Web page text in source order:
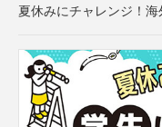
夏休みにチャレンジ！